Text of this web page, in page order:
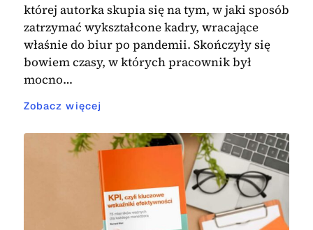
której autorka skupia się na tym, w jaki sposób
zatrzymać wykształcone kadry, wracające
właśnie do biur po pandemii. Skończyły się
bowiem czasy, w których pracownik był
mocno…
Zobacz więcej